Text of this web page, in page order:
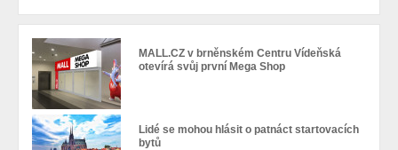
MALL.CZ v brněnském Centru Vídeňská
otevírá svůj první Mega Shop
Lidé se mohou hlásit o patnáct startovacích
bytů